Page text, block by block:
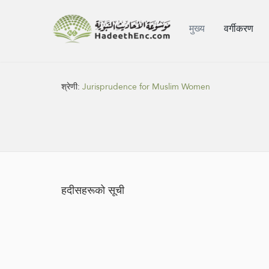
मुख्य वर्गीकरण
श्रेणी:Jurisprudence for Muslim Women
हदीसहरूको सूची